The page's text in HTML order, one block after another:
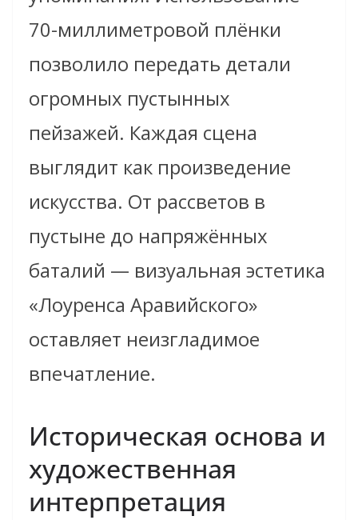
70-миллиметровой плёнки
позволило передать детали
огромных пустынных
пейзажей. Каждая сцена
выглядит как произведение
искусства. От рассветов в
пустыне до напряжённых
баталий — визуальная эстетика
«Лоуренса Аравийского»
оставляет неизгладимое
впечатление.
Историческая основа и
художественная
интерпретация